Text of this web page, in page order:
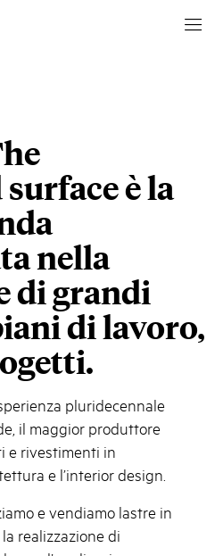
è la
nella
di grandi
di lavoro,
pluridecennale
il maggior produttore
e rivestimenti in
e l’interior design.
e vendiamo lastre in
realizzazione di